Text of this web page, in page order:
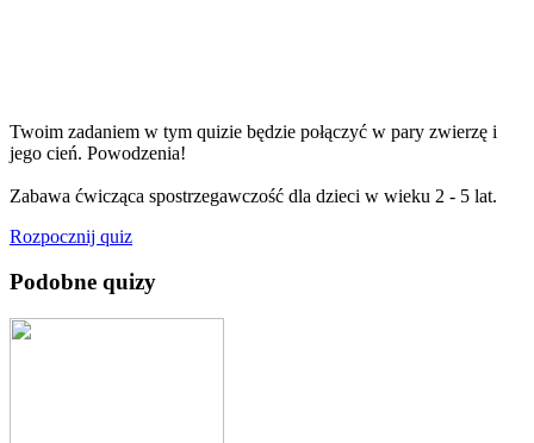
Twoim zadaniem w tym quizie będzie połączyć w pary zwierzę i
jego cień. Powodzenia!
Zabawa ćwicząca spostrzegawczość dla dzieci w wieku 2 - 5 lat.
Rozpocznij quiz
Podobne quizy